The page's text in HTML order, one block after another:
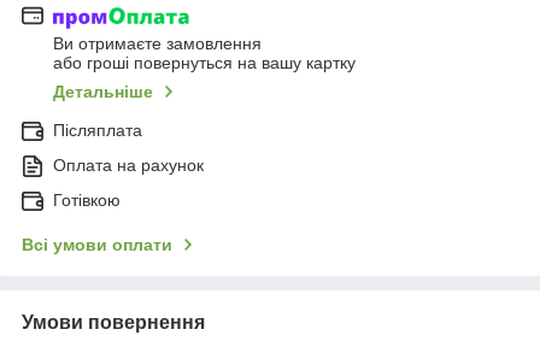
Ви отримаєте замовлення
або гроші повернуться на вашу картку
Детальніше
Післяплата
Оплата на рахунок
Готівкою
Всі умови оплати
Умови повернення